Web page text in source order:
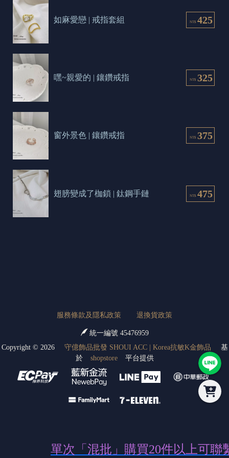
NT$ 425
如麻愛戀 | 戒指套組
NT$ 325
嘿~親愛的 | 鑲鑽戒指
NT$ 375
窗外景色 | 鑲鑽戒指
NT$ 475
翅膀變成了枷鎖 | 鈦鋼手鏈
單次「混批」購買20 件以上可聯繫客服
服務條款及隱私政策 退換貨政策
統一編號 45476959
Copyright © 2026 守億飾品批發 SHOUI ACC | Korea抗敏K金飾品
基
於
shopstore 平台提供